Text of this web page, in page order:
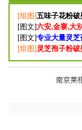
[组图]五味子花粉破
[图文]六安,金寨,大
[图文]专业大量灵芝
[组图]灵芝孢子粉